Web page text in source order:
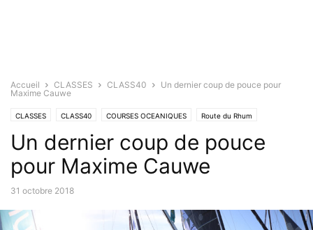
Accueil CLASSES CLASS40
Un dernier coup de pouce pour
Maxime Cauwe
CLASSES CLASS40 COURSES OCEANIQUES Route du Rhum
Un dernier coup de pouce
pour Maxime Cauwe
31 octobre 2018